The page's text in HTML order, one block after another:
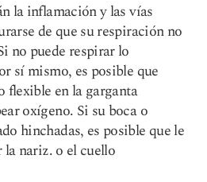
la inflamación y las vías
de que su respiración no
no puede respirar lo
sí mismo, es posible que
flexible en la garganta
oxígeno. Si su boca o
hinchadas, es posible que le
nariz. o el cuello